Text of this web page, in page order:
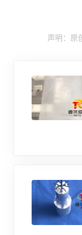
声明：原